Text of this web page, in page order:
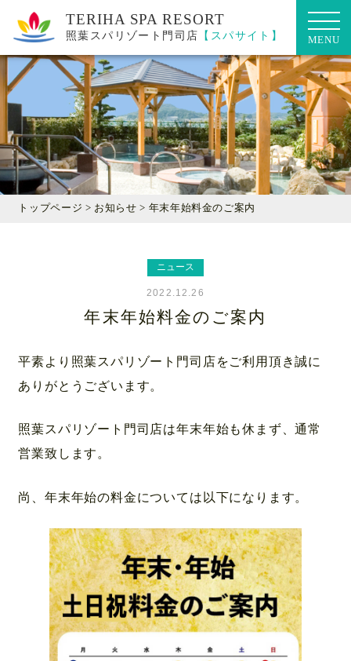
照葉スパリゾート門司店 【スパサイト】
トップ
お知らせ
営業案内
アクセスはこちら
トップページ > お知らせ > 年末年始料金のご案内
ニュース
2022.12.26
年末年始料金のご案内
平素より照葉スパリゾート門司店をご利用頂き誠に
ありがとうございます。
照葉スパリゾート門司店は年末年始も休まず、通常
営業致します。
尚、年末年始の料金については以下になります。